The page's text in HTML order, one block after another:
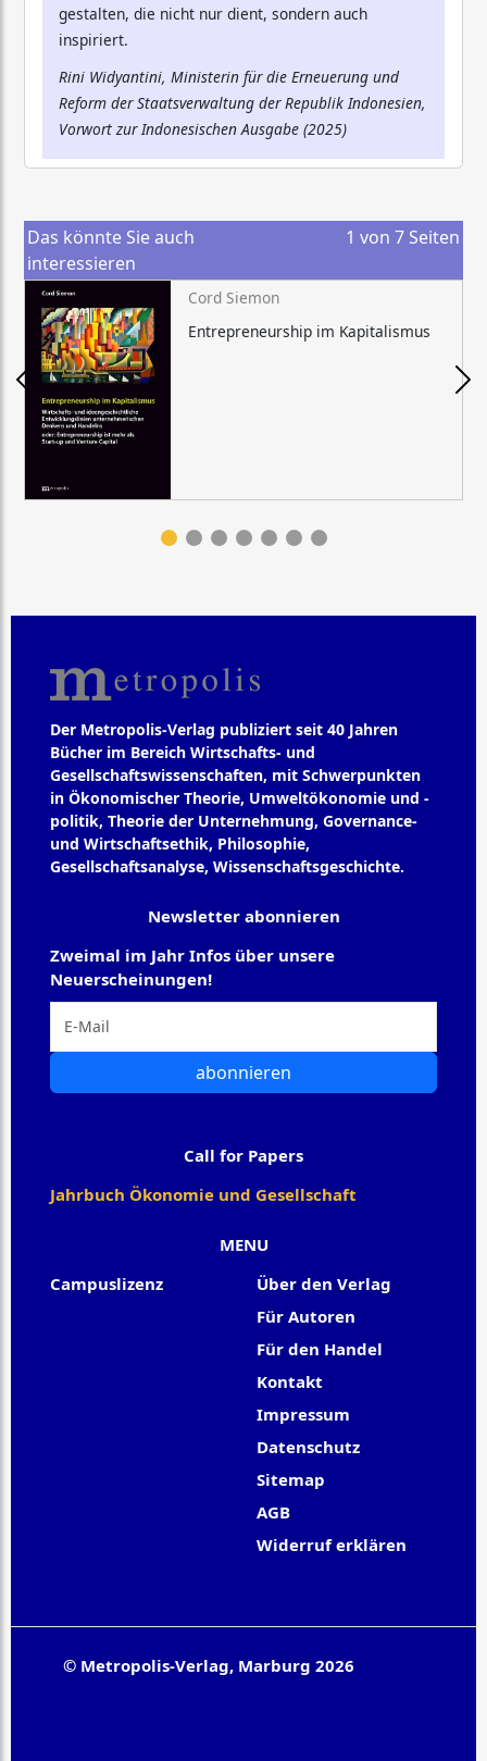
gestalten, die nicht nur dient, sondern auch
inspiriert.
Rini Widyantini, Ministerin für die Erneuerung und
Reform der Staatsverwaltung der Republik Indonesien,
Vorwort zur Indonesischen Ausgabe (2025)
Das könnte Sie auch
interessieren
1 von 7 Seiten
Cord Siemon
Entrepreneurship im Kapitalismus
Der Metropolis-Verlag publiziert seit 40 Jahren
Bücher im Bereich Wirtschafts- und
Gesellschaftswissenschaften, mit Schwerpunkten
in Ökonomischer Theorie, Umweltökonomie und -
politik, Theorie der Unternehmung, Governance-
und Wirtschaftsethik, Philosophie,
Gesellschaftsanalyse, Wissenschaftsgeschichte.
MENU
Campuslizenz
Über den Verlag
Für Autoren
Für den Handel
Kontakt
Impressum
Datenschutz
Sitemap
AGB
Widerruf erklären
Newsletter abonnieren
Zweimal im Jahr Infos über unsere
Neuerscheinungen!
abonnieren
Call for Papers
Jahrbuch Ökonomie und Gesellschaft
© Metropolis-Verlag, Marburg 2026